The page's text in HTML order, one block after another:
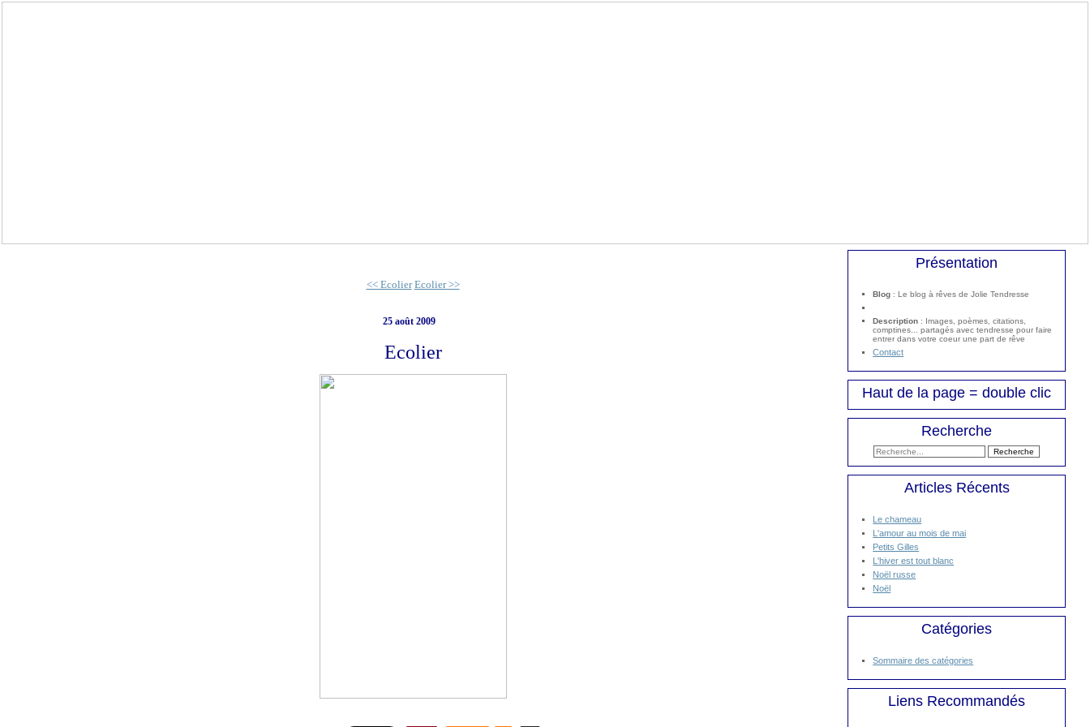
<< Ecolier Ecolier >>
25 août 2009
Ecolier
Présentation
Blog : Le blog à rêves de Jolie Tendresse
Description : Images, poèmes, citations,
comptines... partagés avec tendresse pour faire
entrer dans votre coeur une part de rêve
Contact
Haut de la page = double clic
Recherche
Articles Récents
Le chameau
L'amour au mois de mai
Petits Gilles
L'hiver est tout blanc
Noël russe
Noël
Catégories
Sommaire des catégories
Liens Recommandés